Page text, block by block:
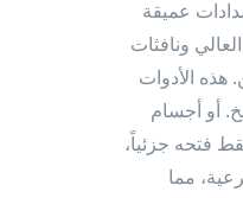
عميقة
ونافثات
هذه الأدوات
أو أجسام
فتحه جزئياً،
مما